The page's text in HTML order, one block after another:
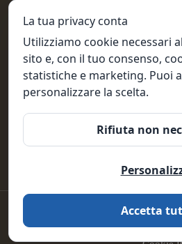
IT02918320041
Seguimi su...
Instragram
Facebook
Copyright © 2026 - È un progetto
La tua privacy conta
Utilizziamo cookie necessari
sito e, con il tuo consenso,
statistiche e marketing. Puoi
personalizzare la scelta.
Rifiuta non
Accetta